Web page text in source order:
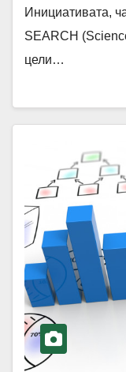
Инициативата,
SEARCH
цели…